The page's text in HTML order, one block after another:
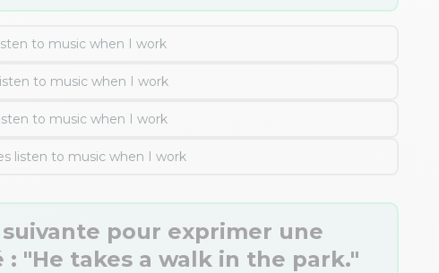
to music when I work
to music when I work
to music when I work
listen to music when I work
pour exprimer une
"He takes a walk in the park."